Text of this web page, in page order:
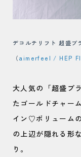
デコルテリフト 超盛
（aimerfeel / HEP
大人気の「超盛ブ
たゴールドチャー
イン♡ボリューム
の上辺が隠れる形
り。